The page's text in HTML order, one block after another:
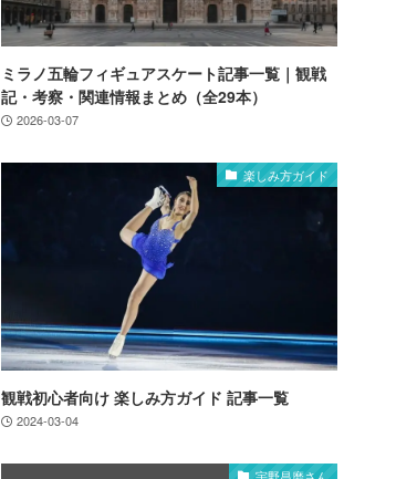
ミラノ五輪フィギュアスケート記事一覧｜観戦
記・考察・関連情報まとめ（全29本）
2026-03-07
楽しみ方ガイド
観戦初心者向け 楽しみ方ガイド 記事一覧
2024-03-04
宇野昌磨さん